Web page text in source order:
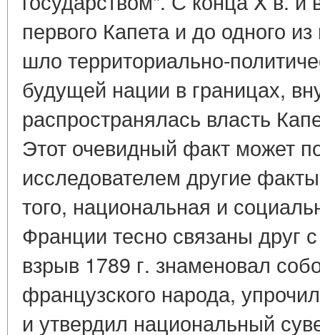
первого Капета и до одного
шло территориально-
будущей нации в границах,
распространялась власть
Этот очевидный факт может
исследователем другие
того, национальная и
Франции тесно связаны друг
взрыв 1789 г. знаменовал
французского народа,
и утвердил национальный